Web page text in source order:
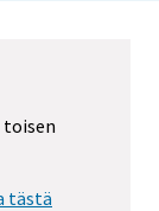
tästä